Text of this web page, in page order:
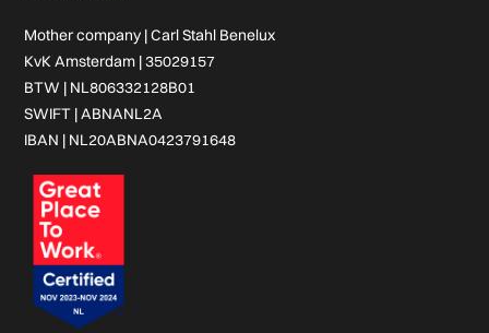
Mother company |Carl Stahl Benelux
KvK Amsterdam | 35029157
BTW | NL806332128B01
SWIFT | ABNANL2A
IBAN | NL20ABNA0423791648